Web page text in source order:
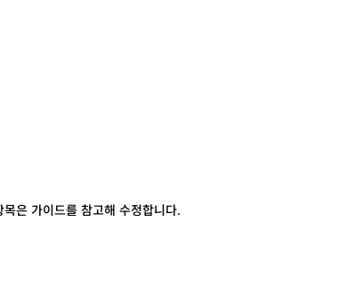
은 가이드를 참고해 수정합니다.